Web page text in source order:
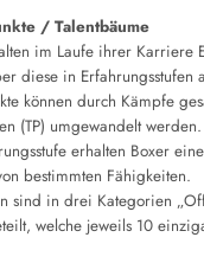
/ Talentbäume
im Laufe ihrer Karriere
diese in Erfahrungsstufen
können durch Kämpfe
(TP) umgewandelt werden.
erhalten Boxer
bestimmten Fähigkeiten.
sind in drei Kategorien
welche jeweils 10